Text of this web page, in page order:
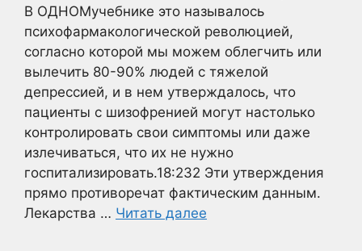
В ОДНОМучебнике это называлось
психофармакологической революцией,
согласно которой мы можем облегчить или
вылечить 80-90% людей с тяжелой
депрессией, и в нем утверждалось, что
пациенты с шизофренией могут настолько
контролировать свои симптомы или даже
излечиваться, что их не нужно
госпитализировать.18:232 Эти утверждения
прямо противоречат фактическим данным.
Лекарства … Читать далее